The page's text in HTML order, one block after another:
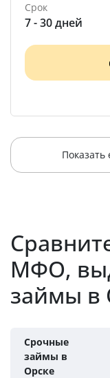
Срок
7 - 30 дней
МФО,
займы в
Срочные
займы в
Орске